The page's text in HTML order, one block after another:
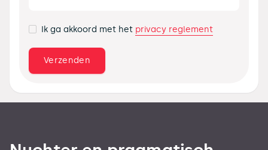
Ik ga akkoord met het privacy reglement